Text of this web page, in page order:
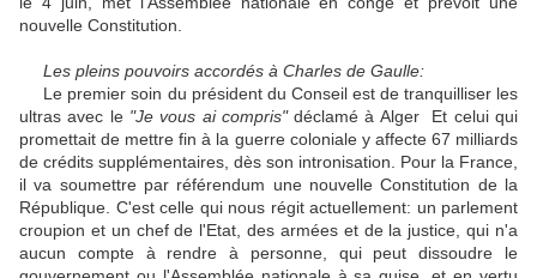
nouvelle Constitution.
Les pleins pouvoirs accordés à Charles de Gaulle:
Le premier soin du président du Conseil est de tranquilliser les
ultras avec le "Je vous ai compris"déclamé à Alger Et celui qui
promettait de mettre fin à la guerre coloniale y affecte 67 milliards
de crédits supplémentaires, dès son intronisation. Pour la France,
il va soumettre par référendum une nouvelle Constitution de la
République. C'est celle qui nous régit actuellement: un parlement
croupion et un chef de l'Etat, des armées et de la justice, qui n'a
aucun compte à rendre à personne, qui peut dissoudre le